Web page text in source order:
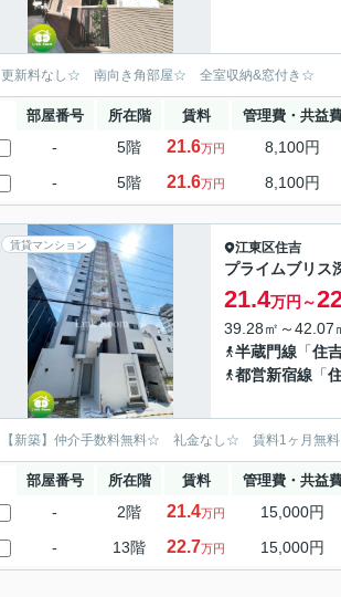
更新料なし☆ 南向き角部屋☆ 全室収納&窓付き☆
部屋番号 所在階 賃料 管理費・共益
- 5階 21.6万円 8,100円
- 5階 21.6万円 8,100円
賃貸マンション 江東区住吉
プライムブリス
21.4万円～
39.28㎡～42.07
半蔵門線 「住
都営新宿線 「
【新築】仲介手数料無料☆ 礼金なし☆ 賃料1ヶ月無
部屋番号 所在階 賃料 管理費・共益
- 2階 21.4万円 15,000円
- 13階 22.7万円 15,000円